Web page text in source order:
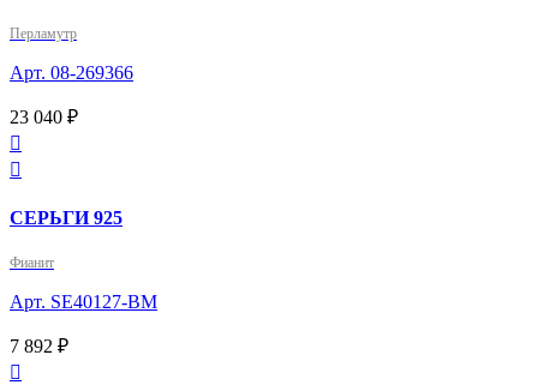
Перламутр
Арт. 08-269366
23 040 ₽


СЕРЬГИ 925
Фианит
Арт. SE40127-BM
7 892 ₽
